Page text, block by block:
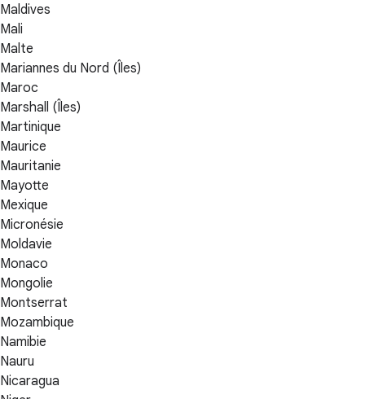
Maldives
Mali
Malte
Mariannes du Nord (Îles)
Maroc
Marshall (Îles)
Martinique
Maurice
Mauritanie
Mayotte
Mexique
Micronésie
Moldavie
Monaco
Mongolie
Montserrat
Mozambique
Namibie
Nauru
Nicaragua